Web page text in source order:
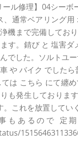
ル修理】04シー
通常ベアリング
機まで完備してお
す。錆び と 塩害
でした。ソルトユ
や バイク でした
は こちら にて纏
も発生しておりま
これを放置して
もあるので 定